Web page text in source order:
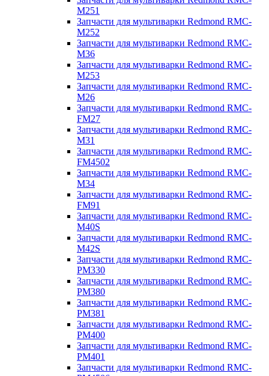
M251
Запчасти для мультиварки Redmond RMC-
M252
Запчасти для мультиварки Redmond RMC-
M36
Запчасти для мультиварки Redmond RMC-
M253
Запчасти для мультиварки Redmond RMC-
M26
Запчасти для мультиварки Redmond RMC-
FM27
Запчасти для мультиварки Redmond RMC-
M31
Запчасти для мультиварки Redmond RMC-
FM4502
Запчасти для мультиварки Redmond RMC-
M34
Запчасти для мультиварки Redmond RMC-
FM91
Запчасти для мультиварки Redmond RMC-
M40S
Запчасти для мультиварки Redmond RMC-
M42S
Запчасти для мультиварки Redmond RMC-
PM330
Запчасти для мультиварки Redmond RMC-
PM380
Запчасти для мультиварки Redmond RMC-
PM381
Запчасти для мультиварки Redmond RMC-
PM400
Запчасти для мультиварки Redmond RMC-
PM401
Запчасти для мультиварки Redmond RMC-